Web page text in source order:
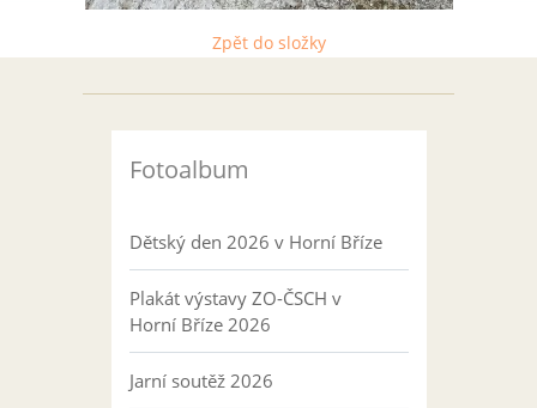
Zpět do složky
Fotoalbum
Dětský den 2026 v Horní Bříze
Plakát výstavy ZO-ČSCH v
Horní Bříze 2026
Jarní soutěž 2026